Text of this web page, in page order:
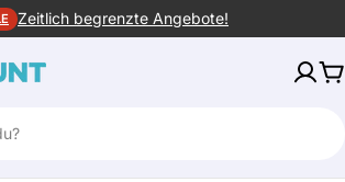
Zeitlich begrenzte Angebote!